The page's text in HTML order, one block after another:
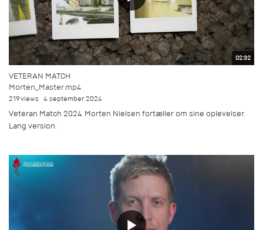
02:32
VETERAN MATCH
Morten_Master.mp4
219 views 4. september 2024
Veteran Match 2024. Morten Nielsen fortæller om sine oplevelser.
Lang version.